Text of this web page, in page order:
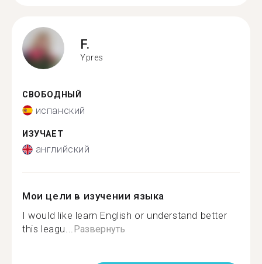
F.
Ypres
СВОБОДНЫЙ
испанский
ИЗУЧАЕТ
английский
Мои цели в изучении языка
I would like learn English or understand better
this leagu...Развернуть